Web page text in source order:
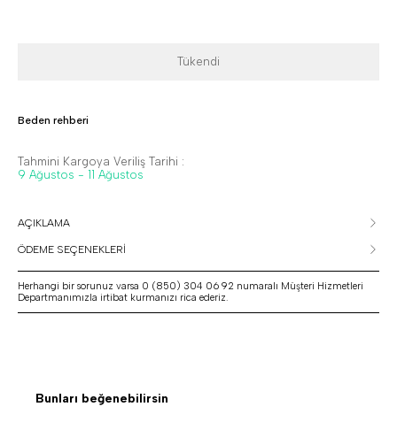
Tükendi
Beden rehberi
Tahmini Kargoya Veriliş Tarihi :
9 Ağustos - 11 Ağustos
AÇIKLAMA
ÖDEME SEÇENEKLERİ
Herhangi bir sorunuz varsa 0 (850) 304 06 92 numaralı Müşteri Hizmetleri
Departmanımızla irtibat kurmanızı rica ederiz.
Bunları beğenebilirsin